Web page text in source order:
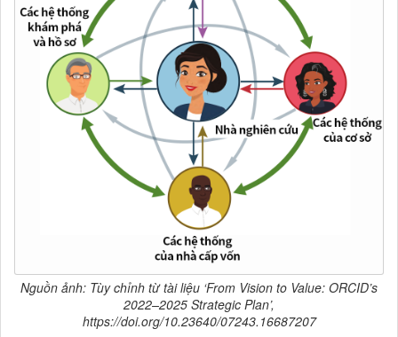
Nguồn ảnh: Tùy chỉnh từ tài liệu ‘From Vision to Value: ORCID’s
2022–2025 Strategic Plan’,
https://doi.org/10.23640/07243.16687207